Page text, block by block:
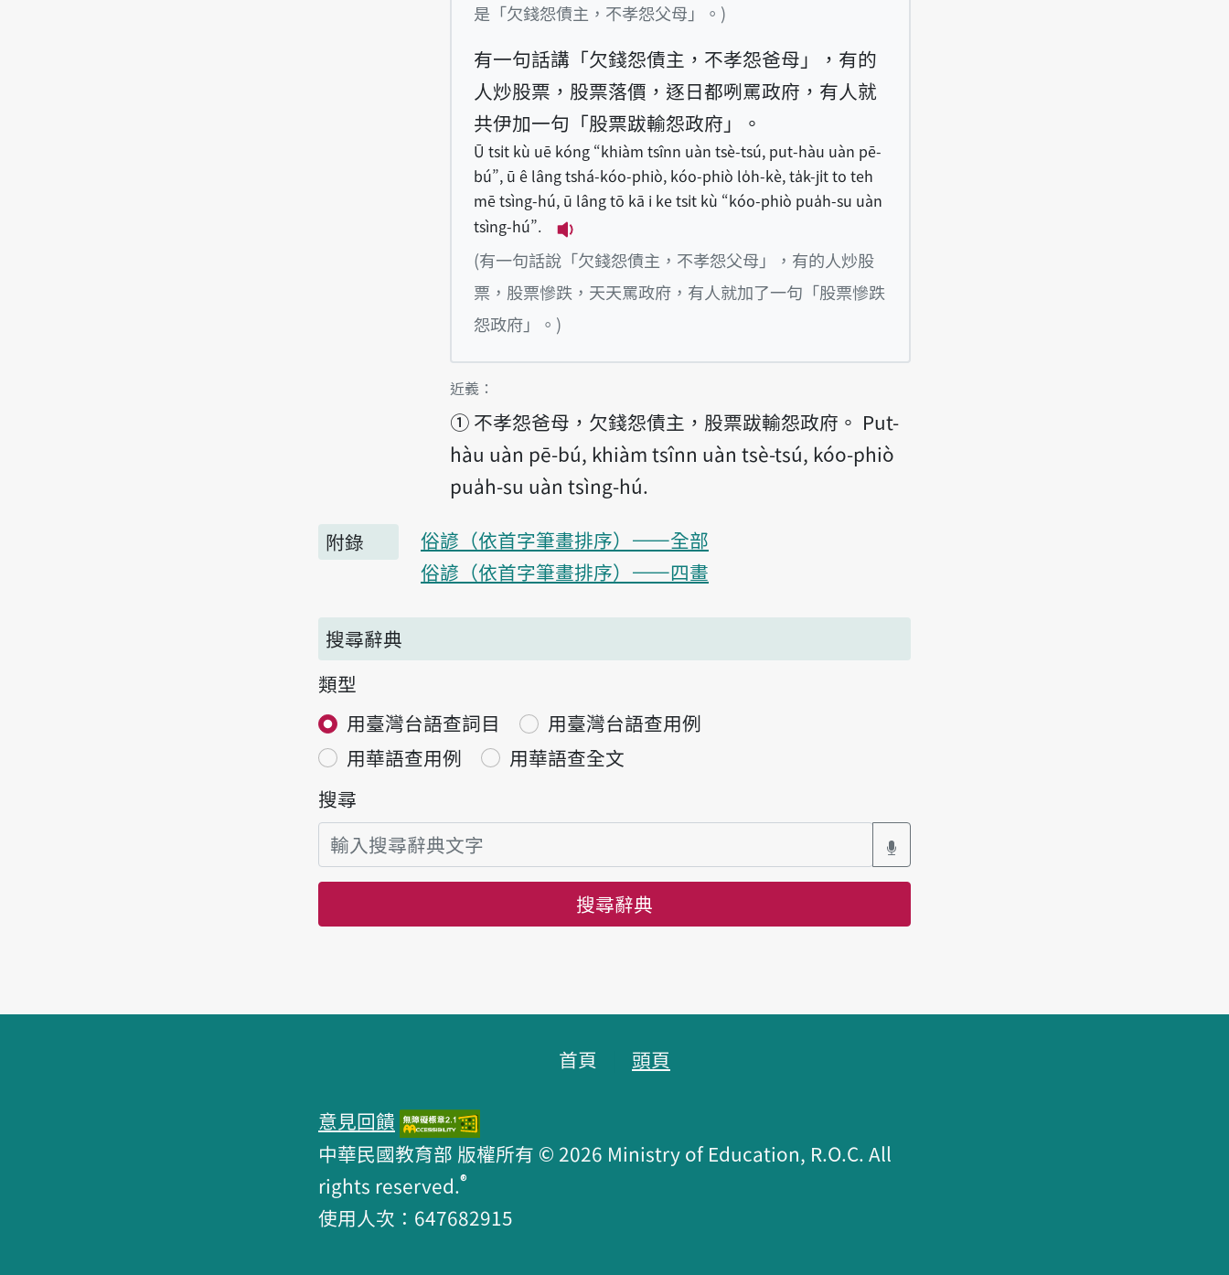
是「欠錢怨債主，不孝怨父母」。)
有一句話講「欠錢怨債主，不孝怨爸母」，有的
人炒股票，股票落價，逐日都咧罵政府，有人就
共伊加一句「股票跋輸怨政府」。
Ū tsi̍t kù uē kóng “khiàm tsînn uàn tsè-tsú, put-hàu uàn pē-
bú”, ū ê lâng tshá-kóo-phiò, kóo-phiò lo̍h-kè, ta̍k-ji̍t to teh
mē tsìng-hú, ū lâng tō kā i ke tsi̍t kù “kóo-phiò pua̍h-su uàn
tsìng-hú”.
播放例句Ū tsi̍t kù uē kóng “khiàm tsînn uàn tsè-tsú, put-hàu uàn pē-
(有一句話說「欠錢怨債主，不孝怨父母」，有的人炒股
票，股票慘跌，天天罵政府，有人就加了一句「股票慘跌
怨政府」。)
第1項釋義的
近義：
① 不孝怨爸母，欠錢怨債主，股票跋輸怨政府。 Put-
hàu uàn pē-bú, khiàm tsînn uàn tsè-tsú, kóo-phiò
pua̍h-su uàn tsìng-hú.
附錄
俗諺（依首字筆畫排序）——全部
俗諺（依首字筆畫排序）——四畫
搜尋辭典
類型
用臺灣台語查詞目
用臺灣台語查用例
用華語查用例
用華語查全文
搜尋
搜尋辭典
首頁 頭頁
意見回饋
中華民國教育部 版權所有 © 2026 Ministry of Education, R.O.C. All
rights reserved.®
使用人次：647682915